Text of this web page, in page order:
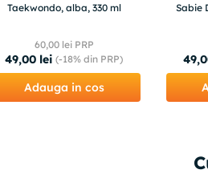
Taekwondo, alba, 330 ml
60,00lei PRP
49,00 lei (-18% din PRP)
Adauga in cos
Sabie
49,